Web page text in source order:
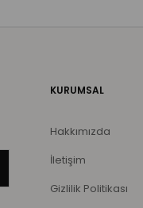
KURUMSAL
Hakkımızda
İletişim
Gizlilik Politikası